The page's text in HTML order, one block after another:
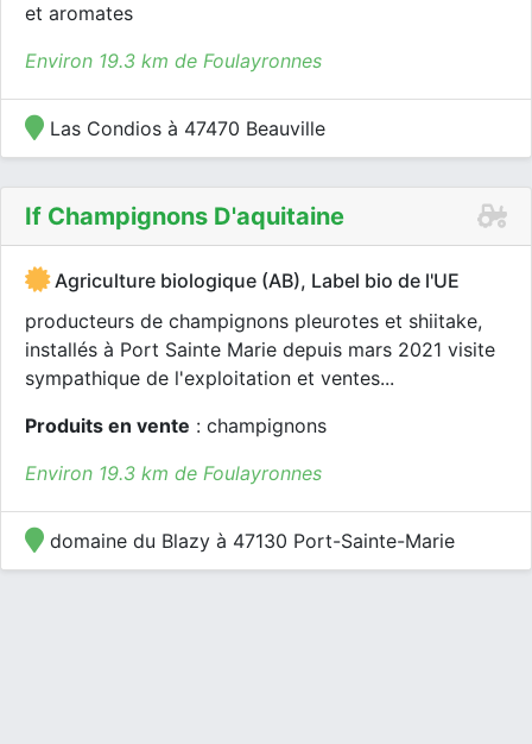
et aromates
Environ 19.3 km de Foulayronnes
Las Condios à 47470 Beauville
If Champignons D'aquitaine
Agriculture biologique (AB), Label bio de l'UE
producteurs de champignons pleurotes et shiitake,
installés à Port Sainte Marie depuis mars 2021 visite
sympathique de l'exploitation et ventes...
Produits en vente : champignons
Environ 19.3 km de Foulayronnes
domaine du Blazy à 47130 Port-Sainte-Marie